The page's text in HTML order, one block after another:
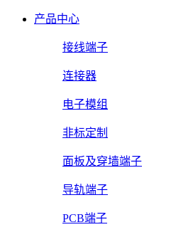
产品中心
接线端子
连接器
电子模组
非标定制
面板及穿墙端子
导轨端子
PCB端子